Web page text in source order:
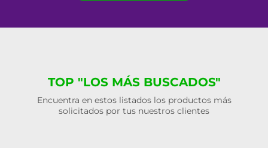
TOP "LOS MÁS BUSCADOS"
Encuentra en estos listados los productos más
solicitados por tus nuestros clientes